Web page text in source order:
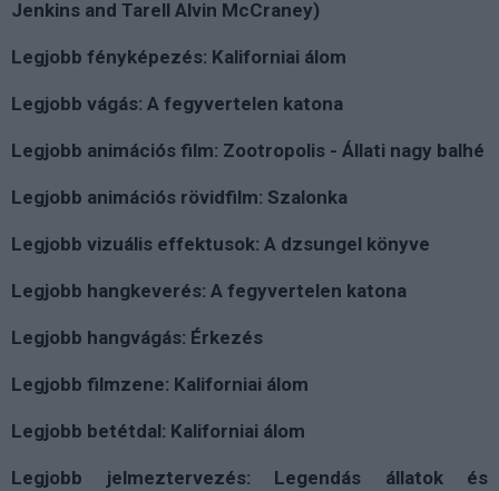
Jenkins and Tarell Alvin McCraney)
Legjobb fényképezés: Kaliforniai álom
Legjobb vágás: A fegyvertelen katona
Legjobb animációs film: Zootropolis - Állati nagy balhé
Legjobb animációs rövidfilm: Szalonka
Legjobb vizuális effektusok: A dzsungel könyve
Legjobb hangkeverés: A fegyvertelen katona
Legjobb hangvágás: Érkezés
Legjobb filmzene: Kaliforniai álom
Legjobb betétdal: Kaliforniai álom
Legjobb jelmeztervezés: Legendás állatok és